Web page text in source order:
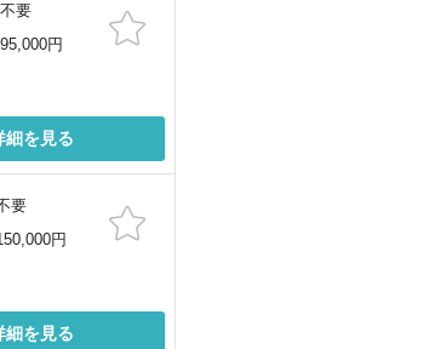
不要
95,000円
細を見る
要
円
細を見る